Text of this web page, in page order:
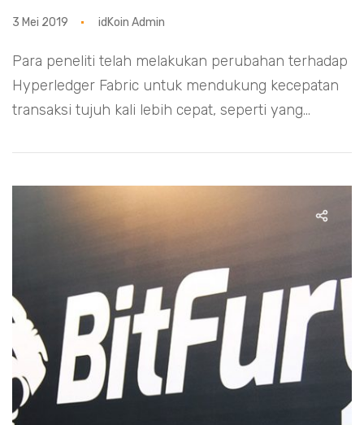
3 Mei 2019 idKoin Admin
Para peneliti telah melakukan perubahan terhadap
Hyperledger Fabric untuk mendukung kecepatan
transaksi tujuh kali lebih cepat, seperti yang...